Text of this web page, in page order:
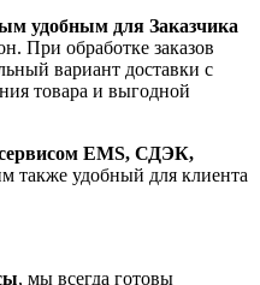
удобным для Заказчика
При обработке заказов
вариант доставки с
товара и выгодной
EMS, СДЭК,
также удобный для клиента
, мы всегда готовы